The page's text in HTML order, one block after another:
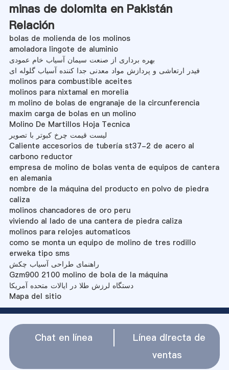
minas de dolomita en Pakistán
Relación
bolas de molienda de los molinos
amoladora lingote de aluminio
بهره برداری از صنعت سیمان آسیاب خام عمودی
فیدر ارتعاشی و پردازش مواد معدنی جدا کننده آسیاب گلوله ای
molinos para combustible aceites
molinos para nixtamal en morelia
m molino de bolas de engranaje de la circunferencia
maxim carga de bolas en un molino
Molino De Martillos Hoja Tecnica
لیست قیمت چرخ کبوتر با تصویر
Caliente accesorios de tubería st37-2 de acero al
carbono reductor
empresa de molino de bolas venta de equipos de cantera
en alemania
nombre de la máquina del producto en polvo de piedra
caliza
molinos chancadores de oro peru
viviendo al lado de una cantera de piedra caliza
molinos para relojes automaticos
como se monta un equipo de molino de tres rodillo
erweka tipo sms
راهنمای طراحی آسیاب چکش
Gzm900 2100 molino de bola de la máquina
دستگاه لرزش طلا در ایالات متحده آمریکا
Mapa del sitio
Chat en línea
Línea directa de
ventas